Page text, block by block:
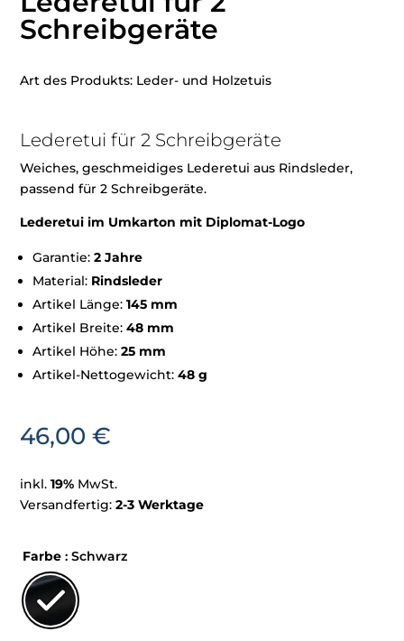
Schreibgeräte
Art des Produkts: Leder- und Holzetuis
Lederetui für 2 Schreibgeräte
Weiches, geschmeidiges Lederetui aus Rindsleder,
passend für 2 Schreibgeräte.
Lederetui im Umkarton mit Diplomat-Logo
Garantie:2 Jahre
Material: Rindsleder
Artikel Länge:145 mm
Artikel Breite:48 mm
Artikel Höhe:25 mm
Artikel-Nettogewicht:48 g
46,00€
inkl.19% MwSt.
Versandfertig:2-3 Werktage
Farbe : Schwarz